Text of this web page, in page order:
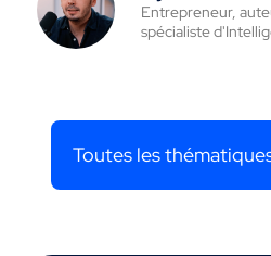
Entrepreneur,
spécialiste
Toutes les